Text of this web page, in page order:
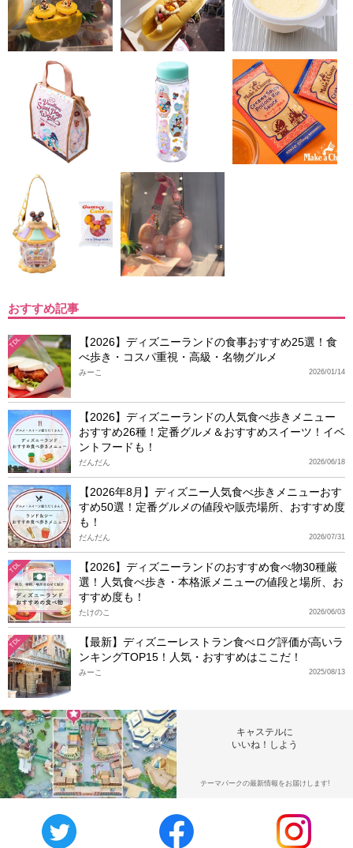
おすすめ記事
TDL
【2026】ディズニーランドの食事おすすめ25選！食
べ歩き・コスパ重視・高級・名物グルメ
2026/01/14
みーこ
【2026】ディズニーランドの人気食べ歩きメニュー
おすすめ26種！定番グルメ＆おすすめスイーツ！イベ
ントフードも！
2026/06/18
だんだん
【2026年8月】ディズニー人気食べ歩きメニューおす
すめ50選！定番グルメの値段や販売場所、おすすめ度
も！
2026/07/31
だんだん
TDL
【2026】ディズニーランドのおすすめ食べ物30種厳
選！人気食べ歩き・本格派メニューの値段と場所、お
すすめ度も！
2026/06/03
たけのこ
TDL
【最新】ディズニーレストラン食べログ評価が高いラ
ンキングTOP15！人気・おすすめはここだ！
2025/08/13
みーこ
キャステルに
いいね！しよう
テーマパークの最新情報をお届けします!